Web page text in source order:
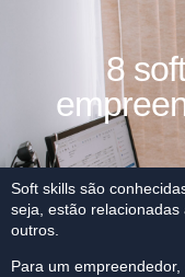
8
Soft skills são
seja, estão
outros.
Para um